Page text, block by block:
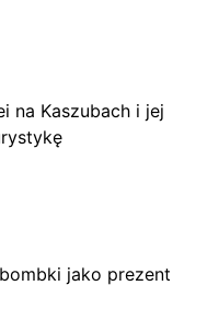
na Kaszubach i jej
jako prezent